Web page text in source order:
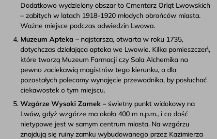
Dodatkowo wydzielony obszar to Cmentarz Orląt Lwowskich
– zabitych w latach 1918-1920 młodych obrońców miasta.
Ważne miejsce podczas odwiedzin Lwowa.
Muzeum Apteka – najstarsza, otwarta w roku 1735,
dotychczas działająca apteka we Lwowie. Kilka pomieszczeń,
które tworzą Muzeum Farmacji czy Sala Alchemika na
pewno zaciekawią magistrów tego kierunku, a dla
pozostałych polecamy wynajęcie przewodnika, by posłuchać
ciekawostek o tym miejscu.
Wzgórze Wysoki Zamek – świetny punkt widokowy na
Lwów, gdyż wzgórze ma około 400 m n.p.m., i co dość
nietypowe jest w samym centrum miasta. Na wzgórzu
znajdują się ruiny zamku wybudowanego przez Kazimierza